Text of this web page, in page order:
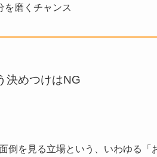
を磨くチャンス
決めつけはNG
倒を見る立場という、いわゆる「